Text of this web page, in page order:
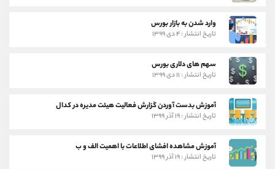
وارد شدن به بازار بورس
تاریخ انتشار : ۴ دی ۱۳۹۹
سهم های دلاری بورس
تاریخ انتشار : ۱۱ دی ۱۳۹۹
آموزش بدست آوردن گزارش فعالیت هیئت مدیره در کدال
تاریخ انتشار : ۱۹ آذر ۱۳۹۹
آموزش مشاهده افشای اطلاعات با اهمیت الف و ب
تاریخ انتشار : ۱۹ آذر ۱۳۹۹